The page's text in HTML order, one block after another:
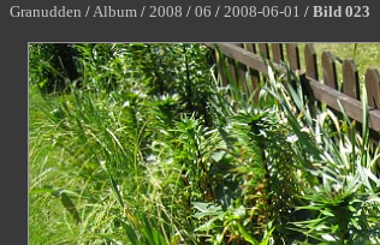
Granudden /Album / 2008 / 06 / 2008-06-01 / Bild 023